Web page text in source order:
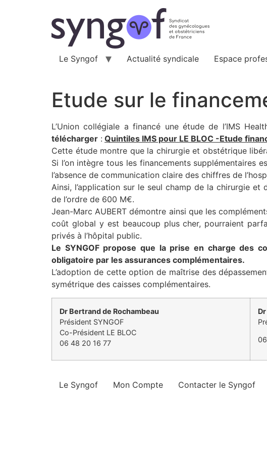
Le Syngof Actualité syndicale Espace
Etude sur le
L’Union collégiale a financé une étude de l’IMS
télécharger : Quintiles IMS pour LE BLOC -Etude
Cette étude montre que la chirurgie et obstétrique
Si l’on intègre tous les financements supplémentaires
l’absence de communication claire des chiffres de
Ainsi, l’application sur le seul champ de la chirurgie
de l’ordre de 600 M€.
Jean-Marc AUBERT démontre ainsi que les
coût global y est beaucoup plus cher, pourraient
privés à l’hôpital public.
Le SYNGOF propose que la prise en charge des
obligatoire par les assurances complémentaires.
L’adoption de cette option de maîtrise des
symétrique des caisses complémentaires.
Dr Bertrand de Rochambeau
Président SYNGOF
Co-Président LE BLOC
06 48 20 16 77
Le Syngof Mon Compte Contacter le Syngof